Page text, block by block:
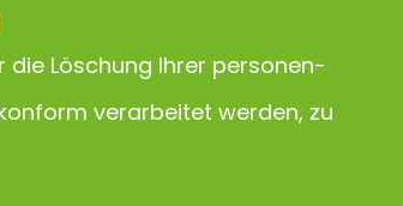
die Löschung Ihrer personen-
verarbeitet werden, zu